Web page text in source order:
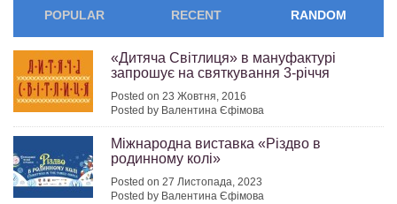
POPULAR RECENT RANDOM
«Дитяча Світлиця» в мануфактурі
запрошує на святкування 3-річчя
Posted on 23 Жовтня, 2016
Posted by Валентина Єфімова
Міжнародна виставка «Різдво в
родинному колі»
Posted on 27 Листопада, 2023
Posted by Валентина Єфімова